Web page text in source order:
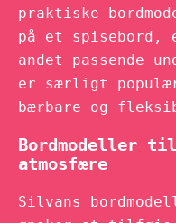
praktiske
på et spisebord,
andet passende
er særligt
bærbare og
Bordmodeller
atmosfære
Silvans